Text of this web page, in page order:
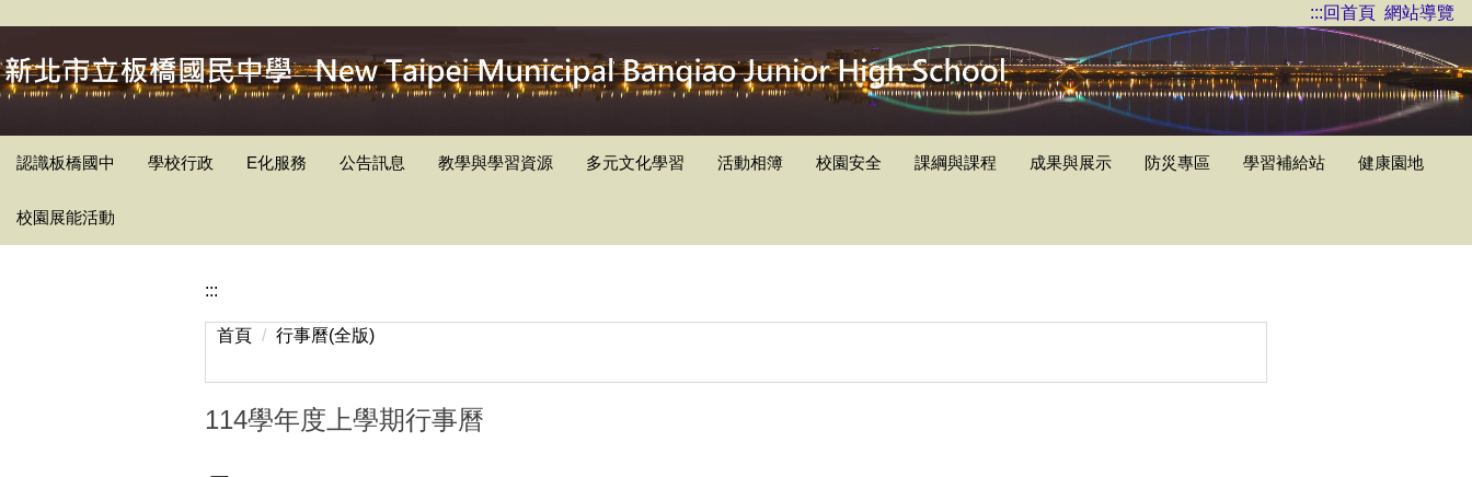
主
要
區
:::回首頁 網站導覽
認識板橋國中 學校行政 E化服務 公告訊息 教學與學習資源 多元文化學習 活動相簿 校園安全 課綱與課程 成果與展示 防災專區 學習補給站 健康園地
校園展能活動
:::
首頁 行事曆(全版)
114學年度上學期行事曆